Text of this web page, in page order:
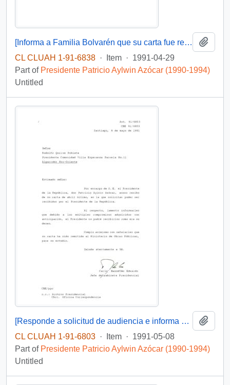
[Informa a Familia Bolvarén que su carta fue remitida a la Intendencia IV Región, mediante Of. GAB. PRES. (0) 91/1417]
CL CLUAH 1-91-6838 · Item · 1991-04-29
Part of Presidente Patricio Aylwin Azócar (1990-1994)
Untitled
[Responde a solicitud de audiencia e informa que carta fue remitida al Ministerio de Obras Públicas para su estudio]
CL CLUAH 1-91-6803 · Item · 1991-05-08
Part of Presidente Patricio Aylwin Azócar (1990-1994)
Untitled